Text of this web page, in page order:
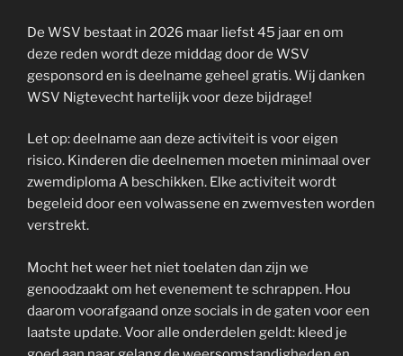
De WSV bestaat in 2026 maar liefst 45 jaar en om
deze reden wordt deze middag door de WSV
gesponsord en is deelname geheel gratis. Wij danken
WSV Nigtevecht hartelijk voor deze bijdrage!
Let op: deelname aan deze activiteit is voor eigen
risico. Kinderen die deelnemen moeten minimaal over
zwemdiploma A beschikken. Elke activiteit wordt
begeleid door een volwassene en zwemvesten worden
verstrekt.
Mocht het weer het niet toelaten dan zijn we
genoodzaakt om het evenement te schrappen. Hou
daarom voorafgaand onze socials in de gaten voor een
laatste update. Voor alle onderdelen geldt: kleed je